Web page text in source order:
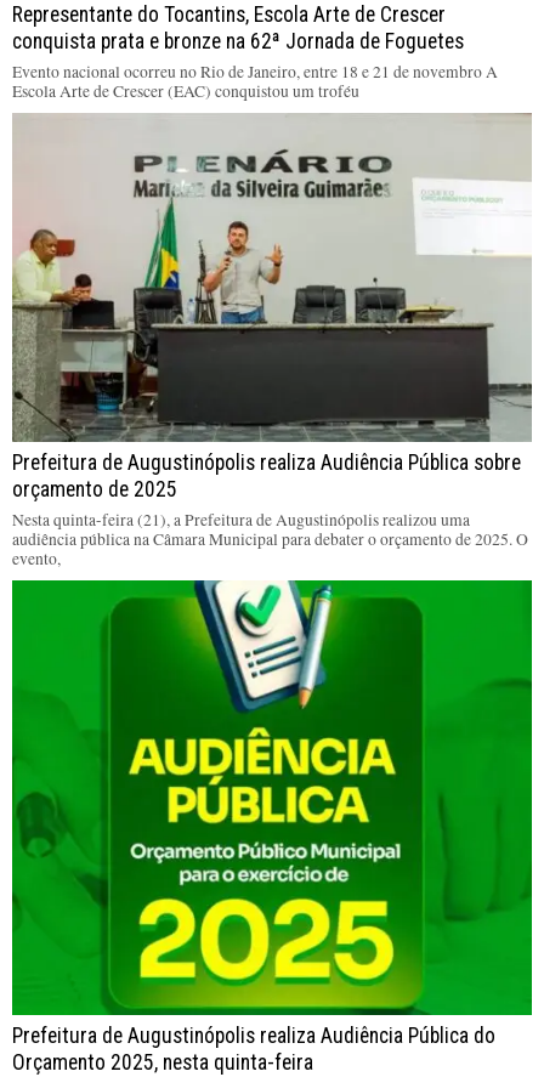
Representante do Tocantins, Escola Arte de Crescer
conquista prata e bronze na 62ª Jornada de Foguetes
Evento nacional ocorreu no Rio de Janeiro, entre 18 e 21 de novembro A
Escola Arte de Crescer (EAC) conquistou um troféu
Prefeitura de Augustinópolis realiza Audiência Pública sobre
orçamento de 2025
Nesta quinta-feira (21), a Prefeitura de Augustinópolis realizou uma
audiência pública na Câmara Municipal para debater o orçamento de 2025. O
evento,
Prefeitura de Augustinópolis realiza Audiência Pública do
Orçamento 2025, nesta quinta-feira